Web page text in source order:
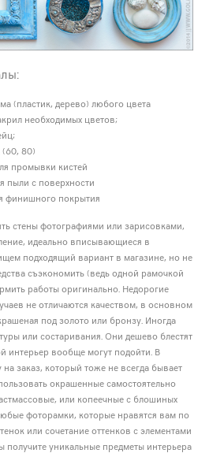
(пластик, дерево) любого цвета
необходимых цветов;
(60, 80)
промывки кистей
пыли с поверхности
финишного покрытия
стены фотографиями или зарисовками,
идеально вписывающиеся в
подходящий вариант в магазине, но не
съэкономить (ведь одной рамочкой
работы оригинально. Недорогие
не отличаются качеством, в основном
под золото или бронзу. Иногда
или состаривания. Они дешево блестят
интерьер вообще могут подойти. В
на заказ, который тоже не всегда бывает
окрашенные самостоятельно
или копеечные с блошиных
фоторамки, которые нравятся вам по
или сочетание оттенков с элементами
получите уникальные предметы интерьера